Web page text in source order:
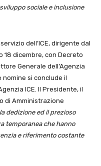
sociale e inclusione
dell’ICE, dirigente dal
18 dicembre, con Decreto
Generale dell’Agenzia
nomine si conclude il
ICE. Il Presidente, il
di Amministrazione
dedizione ed il prezioso
temporanea che hanno
e riferimento costante